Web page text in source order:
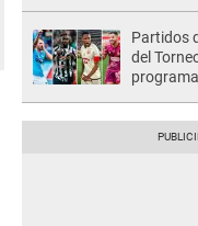
Partidos
del